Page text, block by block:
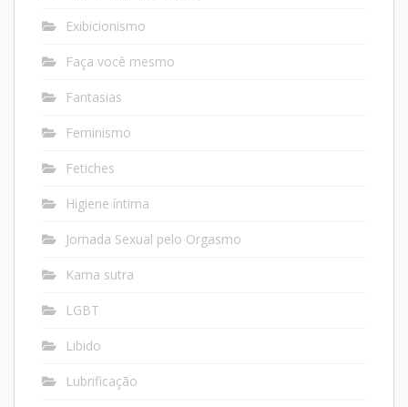
Exibicionismo
Faça você mesmo
Fantasias
Feminismo
Fetiches
Higiene íntima
Jornada Sexual pelo Orgasmo
Kama sutra
LGBT
Libido
Lubrificação